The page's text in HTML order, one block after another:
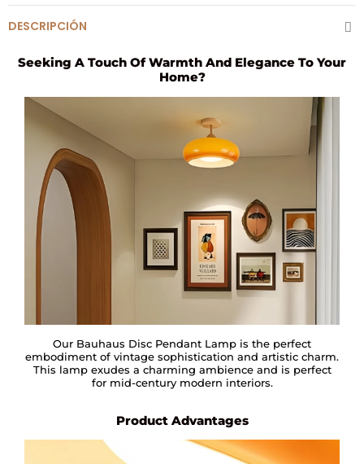
DESCRIPCIÓN
Seeking A Touch Of Warmth And Elegance To Your
Home?
Our Bauhaus Disc Pendant Lamp is the perfect
embodiment of vintage sophistication and artistic charm.
This lamp exudes a charming ambience and is perfect
for mid-century modern interiors.
Product Advantages